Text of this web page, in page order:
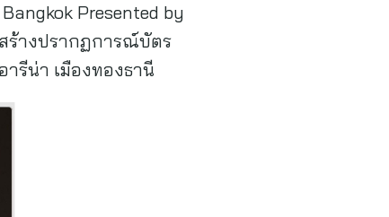
Presented by
สร้างปรากฏการณ์บัตร
รีน่า เมืองทองธานี